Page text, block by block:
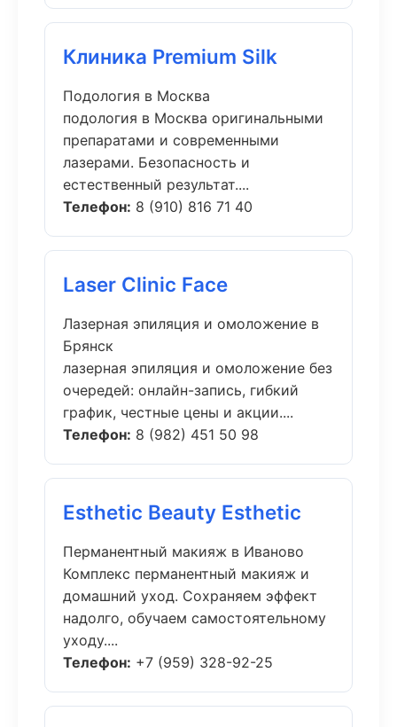
Клиника Premium Silk
Подология в Москва
подология в Москва оригинальными
препаратами и современными
лазерами. Безопасность и
естественный результат....
Телефон: 8 (910) 816 71 40
Laser Clinic Face
Лазерная эпиляция и омоложение в
Брянск
лазерная эпиляция и омоложение без
очередей: онлайн-запись, гибкий
график, честные цены и акции....
Телефон: 8 (982) 451 50 98
Esthetic Beauty Esthetic
Перманентный макияж в Иваново
Комплекс перманентный макияж и
домашний уход. Сохраняем эффект
надолго, обучаем самостоятельному
уходу....
Телефон: +7 (959) 328-92-25